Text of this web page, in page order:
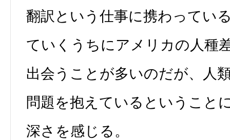
翻訳という仕事に携わってい
ていくうちにアメリカの人種
出会うことが多いのだが、人
問題を抱えているということ
深さを感じる。